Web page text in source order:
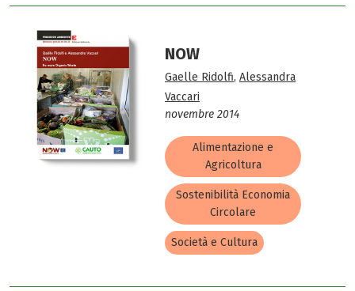
NOW
Gaelle Ridolfi, Alessandra
Vaccari
novembre 2014
Alimentazione e
Agricoltura
Sostenibilità Economia
Circolare
Società e Cultura